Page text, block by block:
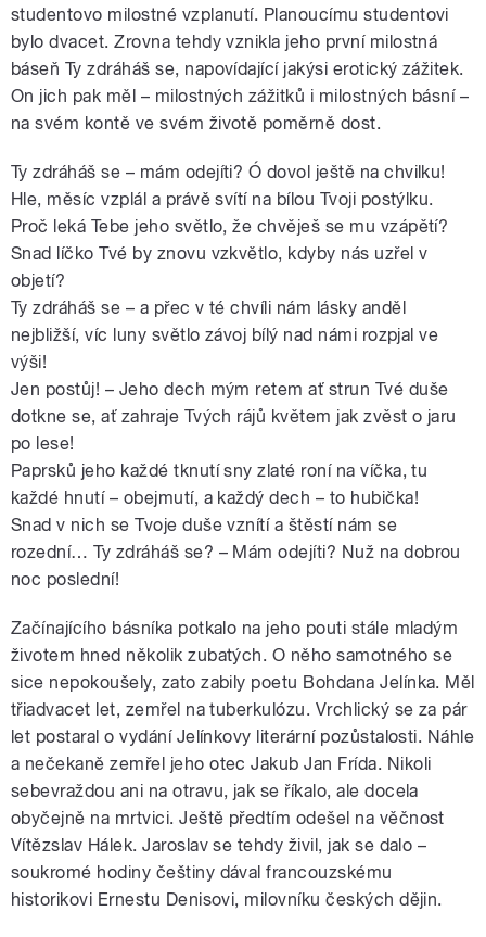
studentovo milostné vzplanutí. Planoucímu studentovi
bylo dvacet. Zrovna tehdy vznikla jeho první milostná
báseň Ty zdráháš se, napovídající jakýsi erotický zážitek.
On jich pak měl – milostných zážitků i milostných básní –
na svém kontě ve svém životě poměrně dost.
Ty zdráháš se – mám odejíti? Ó dovol ještě na chvilku!
Hle, měsíc vzplál a právě svítí na bílou Tvoji postýlku.
Proč leká Tebe jeho světlo, že chvěješ se mu vzápětí?
Snad líčko Tvé by znovu vzkvětlo, kdyby nás uzřel v
objetí?
Ty zdráháš se – a přec v té chvíli nám lásky anděl
nejbližší, víc luny světlo závoj bílý nad námi rozpjal ve
výši!
Jen postůj! – Jeho dech mým retem ať strun Tvé duše
dotkne se, ať zahraje Tvých rájů květem jak zvěst o jaru
po lese!
Paprsků jeho každé tknutí sny zlaté roní na víčka, tu
každé hnutí – obejmutí, a každý dech – to hubička!
Snad v nich se Tvoje duše vznítí a štěstí nám se
rozední… Ty zdráháš se? – Mám odejíti? Nuž na dobrou
noc poslední!
Začínajícího básníka potkalo na jeho pouti stále mladým
životem hned několik zubatých. O něho samotného se
sice nepokoušely, zato zabily poetu Bohdana Jelínka. Měl
třiadvacet let, zemřel na tuberkulózu. Vrchlický se za pár
let postaral o vydání Jelínkovy literární pozůstalosti. Náhle
a nečekaně zemřel jeho otec Jakub Jan Frída. Nikoli
sebevraždou ani na otravu, jak se říkalo, ale docela
obyčejně na mrtvici. Ještě předtím odešel na věčnost
Vítězslav Hálek. Jaroslav se tehdy živil, jak se dalo –
soukromé hodiny češtiny dával francouzskému
historikovi Ernestu Denisovi, milovníku českých dějin.